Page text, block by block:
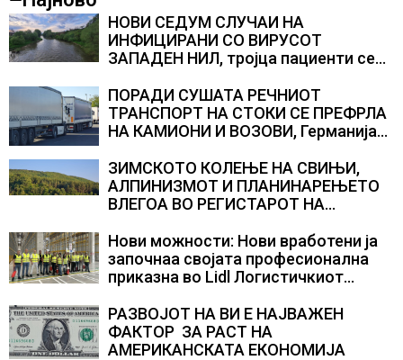
НОВИ СЕДУМ СЛУЧАИ НА
ИНФИЦИРАНИ СО ВИРУСОТ
ЗАПАДЕН НИЛ, тројца пациенти се
ПОРАДИ СУШАТА РЕЧНИОТ
ТРАНСПОРТ НА СТОКИ СЕ ПРЕФРЛА
НА КАМИОНИ И ВОЗОВИ, Германија
камионџиите да возат и во недела
ЗИМСКОТО КОЛЕЊЕ НА СВИЊИ,
АЛПИНИЗМОТ И ПЛАНИНАРЕЊЕТО
ВЛЕГОА ВО РЕГИСТАРОТ НА
СЛОВЕНИЈА
Нови можности: Нови вработени ја
започнаа својата професионална
приказна во Lidl Логистичкиот
РАЗВОЈОТ НА ВИ Е НАЈВАЖЕН
ФАКТОР ЗА РАСТ НА
АМЕРИКАНСКАТА ЕКОНОМИЈА